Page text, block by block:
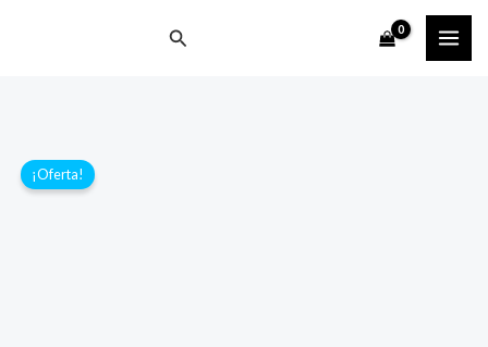
Buscar
¡Oferta!